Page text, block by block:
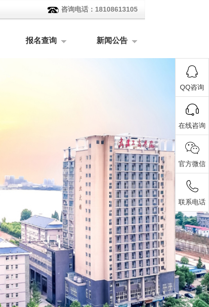
咨询电话：18108613105
报名查询 新闻公告
QQ咨询
在线咨询
官方微信
联系电话